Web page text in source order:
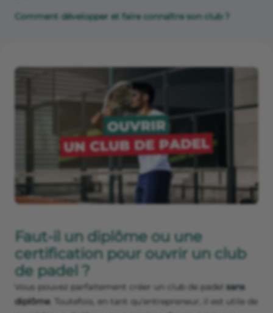
Comment développer et faire connaître son club ?
Faut-il un diplôme ou une
certification pour ouvrir un club
de padel ?
Vous pouvez parfaitement créer un club de padel sans
diplôme. Toutefois, en tant qu’entrepreneur, il est utile de